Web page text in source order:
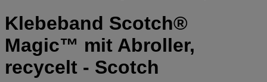
Klebeband Scotch®
Magic™ mit Abroller,
recycelt - Scotch